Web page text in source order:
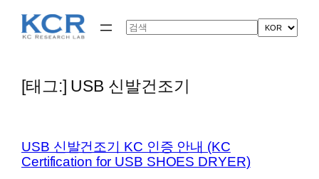
Search
[태그:] USB 신발건조기
USB 신발건조기 KC 인증 안내 (KC
Certification for USB SHOES DRYER)